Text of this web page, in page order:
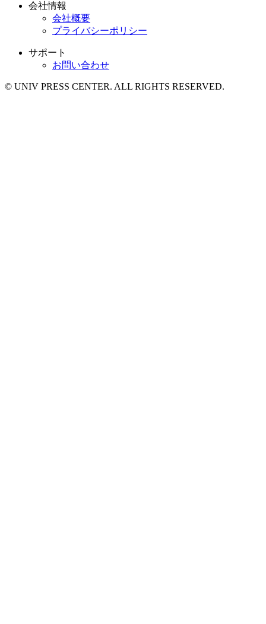
会社情報
会社概要
プライバシーポリシー
サポート
お問い合わせ
© UNIV PRESS CENTER. ALL RIGHTS RESERVED.